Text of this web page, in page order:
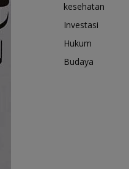
kesehatan
Investasi
Hukum
Budaya